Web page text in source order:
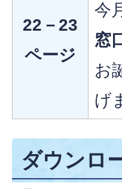
22－23
ページ
今
窓
お
げ
ダウンロ